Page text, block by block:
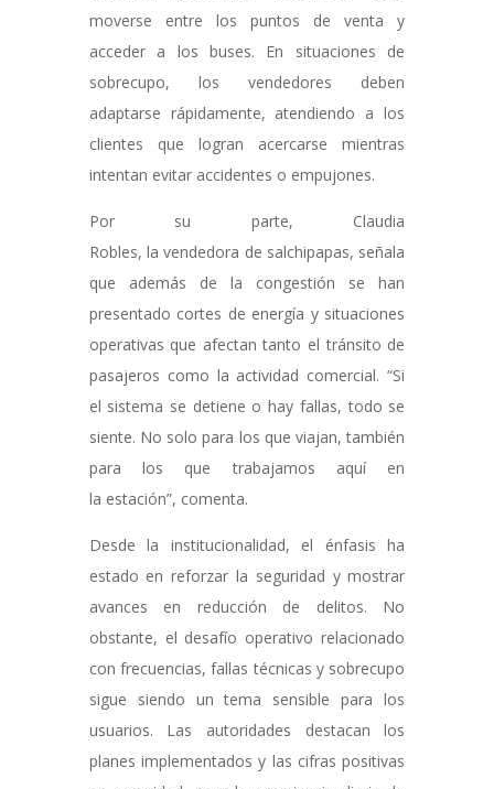
moverse entre los puntos de venta y
acceder a los buses. En situaciones de
sobrecupo, los vendedores deben
adaptarse rápidamente, atendiendo a los
clientes que logran acercarse mientras
intentan evitar accidentes o empujones.
Por su parte, Claudia
Robles, la vendedora de salchipapas, señala
que además de la congestión se han
presentado cortes de energía y situaciones
operativas que afectan tanto el tránsito de
pasajeros como la actividad comercial. “Si
el sistema se detiene o hay fallas, todo se
siente. No solo para los que viajan, también
para los que trabajamos aquí en
la estación”, comenta.
Desde la institucionalidad, el énfasis ha
estado en reforzar la seguridad y mostrar
avances en reducción de delitos. No
obstante, el desafío operativo relacionado
con frecuencias, fallas técnicas y sobrecupo
sigue siendo un tema sensible para los
usuarios. Las autoridades destacan los
planes implementados y las cifras positivas